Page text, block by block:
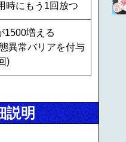
時にもう1回放つ
1500増える
異常バリアを付与
)
説明